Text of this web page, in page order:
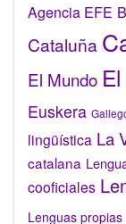
Agencia EFE
Cataluña
El Mundo
Euskera
lingüística La
catalana
cooficiales
Lenguas propias